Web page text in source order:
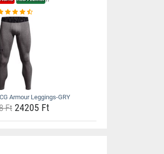
Armour Leggings-GRY
Ft24205 Ft